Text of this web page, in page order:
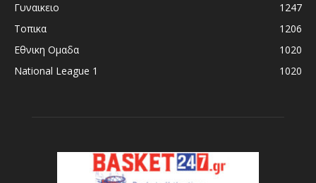
Γυναικειο
1247
Τοπικα
1206
Εθνικη Ομαδα
1020
National League 1
1020